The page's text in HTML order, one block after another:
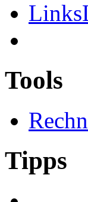
Links
Tools
Tipps